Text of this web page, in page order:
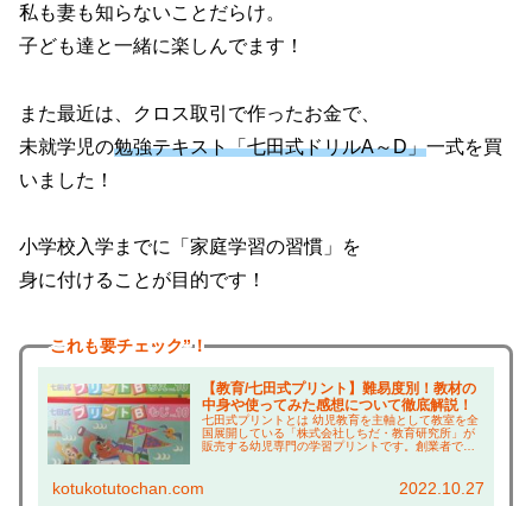
私も妻も知らないことだらけ。
子ども達と一緒に楽しんでます！
また最近は、クロス取引で作ったお金で、
未就学児の勉強テキスト「七田式ドリルA～D」一式を買
いました！
小学校入学までに「家庭学習の習慣」を
身に付けることが目的です！
これも要チェック”！
【教育/七田式プリント】難易度別！教材の
中身や使ってみた感想について徹底解説！
七田式プリントとは 幼児教育を主軸として教室を全
国展開している「株式会社しちだ・教育研究所」が
販売する幼児専門の学習プリントです。創業者であ
です。...
kotukotutochan.com 2022.10.27